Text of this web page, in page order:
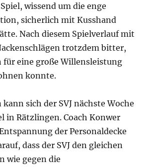
wissend um die enge
sicherlich mit Kusshand
Nach diesem Spielverlauf mit
trotzdem bitter,
für eine große Willensleistung
konnte.
sich der SVJ nächste Woche
in Rätzlingen. Coach Konwer
der Personaldecke
dass der SVJ den gleichen
wie gegen die